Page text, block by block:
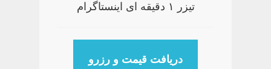
تیزر ۱ دقیقه ای اینستاگرام
دریافت قیمت و رزرو